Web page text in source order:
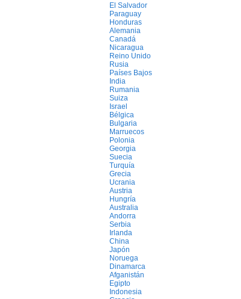
El Salvador
Paraguay
Honduras
Alemania
Canadá
Nicaragua
Reino Unido
Rusia
Países Bajos
India
Rumania
Suiza
Israel
Bélgica
Bulgaria
Marruecos
Polonia
Georgia
Suecia
Turquía
Grecia
Ucrania
Austria
Hungría
Australia
Andorra
Serbia
Irlanda
China
Japón
Noruega
Dinamarca
Afganistán
Egipto
Indonesia